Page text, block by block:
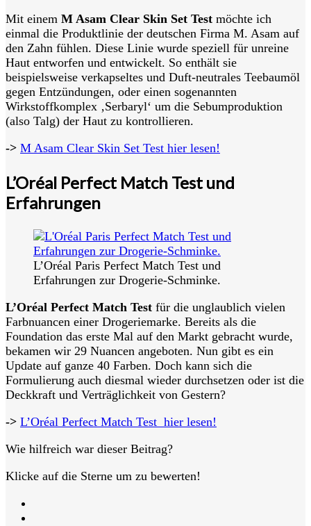
Mit einem M Asam Clear Skin Set Test möchte ich
einmal die Produktlinie der deutschen Firma M. Asam auf
den Zahn fühlen. Diese Linie wurde speziell für unreine
Haut entworfen und entwickelt. So enthält sie
beispielsweise verkapseltes und Duft-neutrales Teebaumöl
gegen Entzündungen, oder einen sogenannten
Wirkstoffkomplex ‚Serbaryl‘ um die Sebumproduktion
(also Talg) der Haut zu kontrollieren.
-> M Asam Clear Skin Set Test hier lesen!
L’Oréal Perfect Match Test und
Erfahrungen
L’Oréal Paris Perfect Match Test und
Erfahrungen zur Drogerie-Schminke.
L’Oréal Perfect Match Test für die unglaublich vielen
Farbnuancen einer Drogeriemarke. Bereits als die
Foundation das erste Mal auf den Markt gebracht wurde,
bekamen wir 29 Nuancen angeboten. Nun gibt es ein
Update auf ganze 40 Farben. Doch kann sich die
Formulierung auch diesmal wieder durchsetzen oder ist die
Deckkraft und Verträglichkeit von Gestern?
-> L’Oréal Perfect Match Test hier lesen!
Wie hilfreich war dieser Beitrag?
Klicke auf die Sterne um zu bewerten!